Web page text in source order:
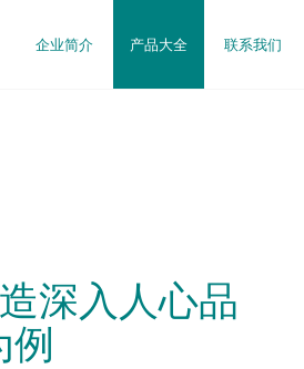
企业简介 产品大全 联系我们
深入人心品
例